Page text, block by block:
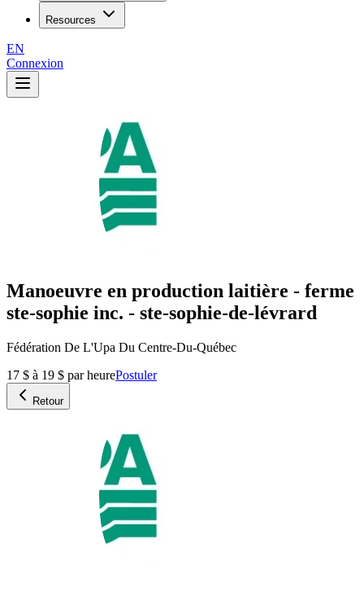
Resources
EN
Connexion
Manoeuvre en production laitière - ferme
ste-sophie inc. - ste-sophie-de-lévrard
Fédération De L'Upa Du Centre-Du-Québec
17 $ à 19 $ par heurePostuler
Retour